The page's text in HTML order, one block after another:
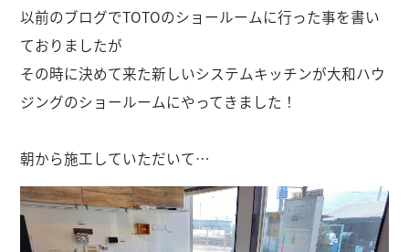
以前のブログでTOTOのショールームに行った事を書い
ておりましたが
その時に決めて来た新しいシステムキッチンが大和ハウ
ジングのショールームにやってきました！
朝から施工していただいて…